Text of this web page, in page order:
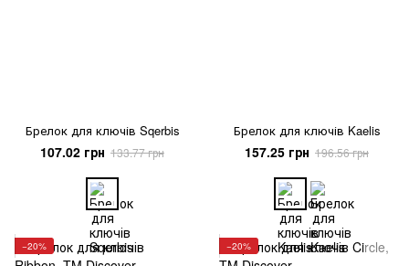
Брелок для ключів Sqerbis
107.02 грн 133.77 грн
Брелок для ключів Kaelis
157.25 грн 196.56 грн
−20% −20%